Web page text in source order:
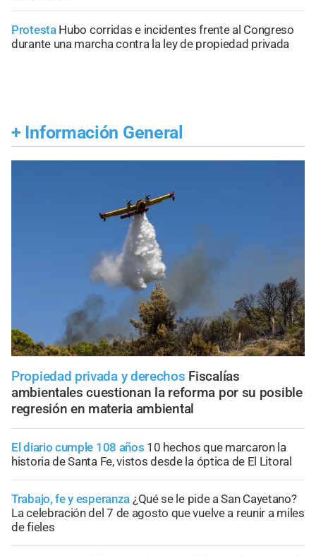
Protesta Hubo corridas e incidentes frente al Congreso
durante una marcha contra la ley de propiedad privada
+ Información General
Propiedad privada y derechos Fiscalías
ambientales cuestionan la reforma por su posible
regresión en materia ambiental
El diario cumple 108 años 10 hechos que marcaron la
historia de Santa Fe, vistos desde la óptica de El Litoral
Trabajo, fe y esperanza ¿Qué se le pide a San Cayetano?
La celebración del 7 de agosto que vuelve a reunir a miles
de fieles